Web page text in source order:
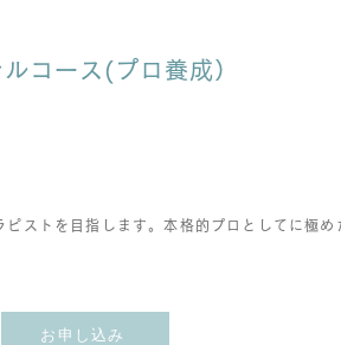
コース ( ​プロ養成）
ピストを目指します。本格的プロとしてに極め
お申し込み